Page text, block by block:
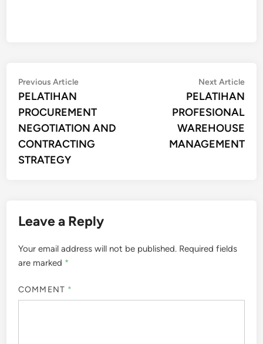
Post
navigation
Previous ArticlePrevious
PELATIHAN
PROCUREMENT
NEGOTIATION AND
CONTRACTING
STRATEGY
Next Article
PELATIHAN
PROFESIONAL
WAREHOUSE
MANAGEMENT
Leave a Reply
Your email address will not be published. Required fields
are marked *
COMMENT *